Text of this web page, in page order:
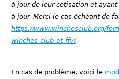
à jour de leur cotisation et ayant
à jour. Merci le cas échéant de
https://www.winchesclub.org/
winches-club-et-ffv/
En cas de problème, voici le